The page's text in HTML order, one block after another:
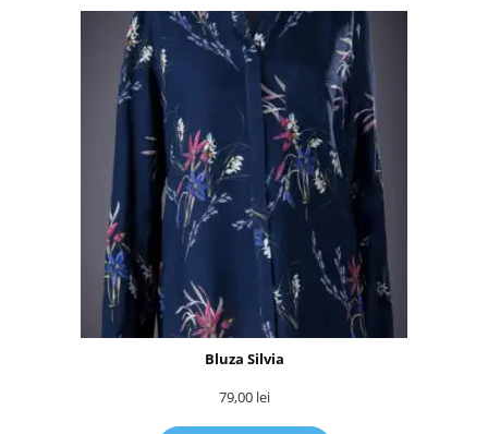
Bluza Silvia
79,00 lei